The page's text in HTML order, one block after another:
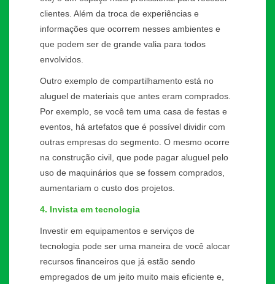
clientes. Além da troca de experiências e
informações que ocorrem nesses ambientes e
que podem ser de grande valia para todos
envolvidos.
Outro exemplo de compartilhamento está no
aluguel de materiais que antes eram comprados.
Por exemplo, se você tem uma casa de festas e
eventos, há artefatos que é possível dividir com
outras empresas do segmento. O mesmo ocorre
na construção civil, que pode pagar aluguel pelo
uso de maquinários que se fossem comprados,
aumentariam o custo dos projetos.
4. Invista em tecnologia
Investir em equipamentos e serviços de
tecnologia pode ser uma maneira de você alocar
recursos financeiros que já estão sendo
empregados de um jeito muito mais eficiente e,